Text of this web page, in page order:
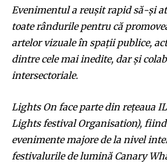
Evenimentul a reușit rapid să-și
toate rândurile pentru că
artelor vizuale în spații publice,
dintre cele mai inedite, dar și
intersectoriale.
Lights On face parte din rețeaua
Lights festival Organisation),
evenimente majore de la nivel
festivalurile de lumină Canary